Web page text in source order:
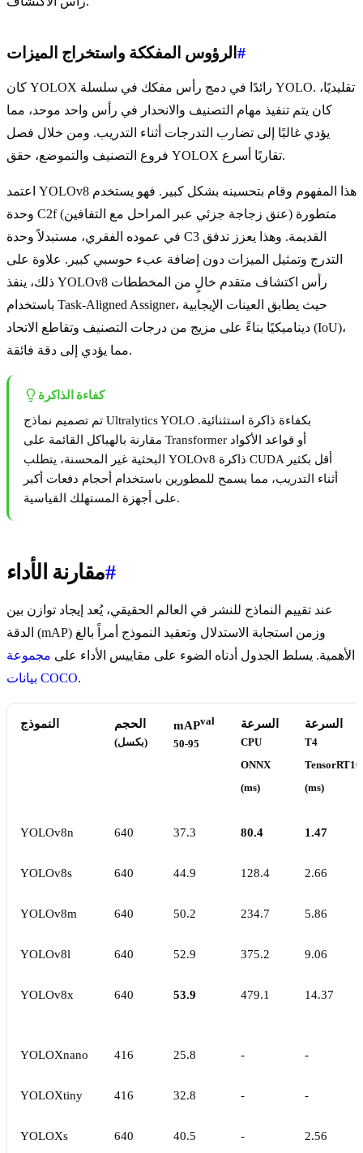
الرؤوس المفككة واستخراج الميزات #
كان YOLOX رائدًا في دمج رأس مفكك في سلسلة YOLO. تقليديًا،
كان يتم تنفيذ مهام التصنيف والانحدار في رأس واحد موحد، مما
يؤدي غالبًا إلى تضارب التدرجات أثناء التدريب. ومن خلال فصل
فروع التصنيف والتموضع، حقق YOLOX تقاربًا أسرع.
اعتمد YOLOv8 هذا المفهوم وقام بتحسينه بشكل كبير. فهو يستخدم
وحدة C2f (عنق زجاجة جزئي عبر المراحل مع التفافين) متطورة
في عموده الفقري، مستبدلاً وحدة C3 القديمة. وهذا يعزز تدفق
التدرج وتمثيل الميزات دون إضافة عبء حوسبي كبير. علاوة على
ذلك، ينفذ YOLOv8 رأس اكتشاف متقدم خالٍ من المخططات
باستخدام Task-Aligned Assigner، حيث يطابق العينات الإيجابية
ديناميكيًا بناءً على مزيج من درجات التصنيف وتقاطع الاتحاد (IoU)،
مما يؤدي إلى دقة فائقة.
كفاءة الذاكرة
تم تصميم نماذج Ultralytics YOLO بكفاءة ذاكرة استثنائية.
مقارنة بالهياكل القائمة على Transformer أو قواعد الأكواد
البحثية غير المحسنة، يتطلب YOLOv8 ذاكرة CUDA أقل بكثير
أثناء التدريب، مما يسمح للمطورين باستخدام أحجام دفعات أكبر
على أجهزة المستهلك القياسية.
مقارنة الأداء#
عند تقييم النماذج للنشر في العالم الحقيقي، يُعد إيجاد توازن بين
الدقة (mAP) وزمن استجابة الاستدلال وتعقيد النموذج أمراً بالغ
الأهمية. يسلط الجدول أدناه الضوء على مقاييس الأداء على مجموعة
بيانات COCO.
النموذج الحجم
(بكسل)
mAPval
50-95
السرعة
CPU
ONNX
(ms)
السرعة
T4
TensorRT10
(ms)
YOLOv8n 640 37.3 80.4 1.47
YOLOv8s 640 44.9 128.4 2.66
YOLOv8m 640 50.2 234.7 5.86
YOLOv8l 640 52.9 375.2 9.06
YOLOv8x 640 53.9 479.1 14.37
YOLOXnano 416 25.8 - -
YOLOXtiny 416 32.8 - -
YOLOXs 640 40.5 - 2.56